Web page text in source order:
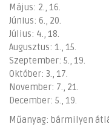
Május: 2., 16.
Június: 6., 20.
Július: 4., 18.
Augusztus: 1., 15.
Szeptember: 5., 19.
Október: 3., 17.
November: 7., 21.
December: 5., 19.
Műanyag: bármilyen